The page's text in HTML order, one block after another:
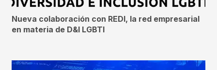
Nueva colaboración con REDI, la red empresarial
en materia de D&I LGBTI